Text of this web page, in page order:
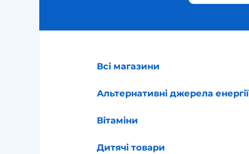
Всі магазини
Альтернативні джерела енергії
Вітаміни
Дитячі товари